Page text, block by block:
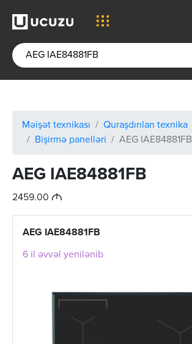
Məişət texnikası
Quraşdırılan texnika
Bişirmə panelləri
AEG IAE84881FB
AEG IAE84881FB
2459.00 M
AEG IAE84881FB
6 il əvvəl yenilənib